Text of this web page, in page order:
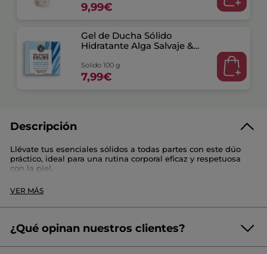
9,99€
Gel de Ducha Sólido
Hidratante Alga Salvaje &
Solido 100 g
7,99€
Descripción
Llévate tus esenciales sólidos a todas partes con este dúo
práctico, ideal para una rutina corporal eficaz y respetuosa
con la piel.
Este set contiene :
- Desodorante Bálsamo Sólido Avena :
malos olores respetando la piel. Su textura no grasa y no
pegajosa limita la sensación de humedad y deja la piel suave
y delicadamente perfumada. Formulado con un 95% de
VER MÁS
¿Qué opinan nuestros clientes?